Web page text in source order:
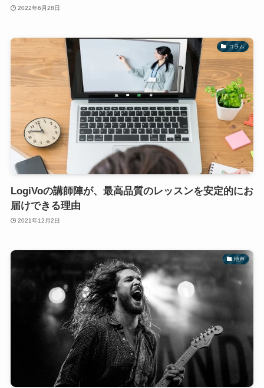
2022年6月28日
コラム
LogiVoの講師陣が、最高品質のレッスンを安定的にお
届けできる理由
2021年12月2日
地声